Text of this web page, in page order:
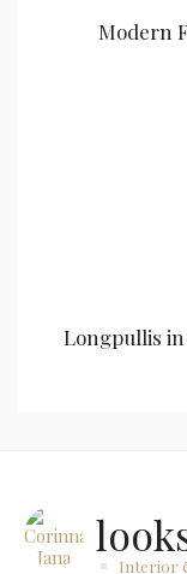
Modern
Longpullis
Interior